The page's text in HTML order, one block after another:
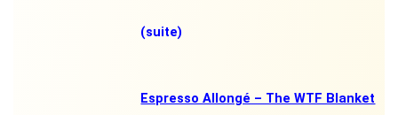
(suite)
Espresso Allongé – The WTF Blanket